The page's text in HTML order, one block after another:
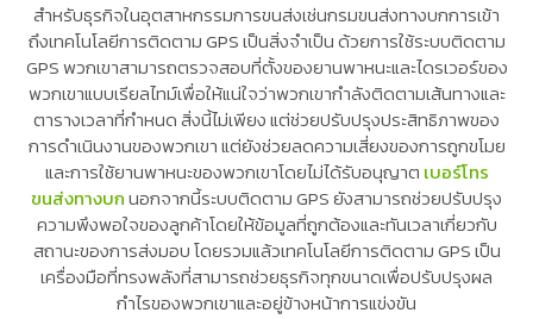
สำหรับธุรกิจในอุตสาหกรรมการขนส่งเช่นกรมขนส่งทางบกการเข้า
ถึงเทคโนโลยีการติดตาม GPS เป็นสิ่งจำเป็น ด้วยการใช้ระบบติดตาม
GPS พวกเขาสามารถตรวจสอบที่ตั้งของยานพาหนะและไดรเวอร์ของ
พวกเขาแบบเรียลไทม์เพื่อให้แน่ใจว่าพวกเขากำลังติดตามเส้นทางและ
ตารางเวลาที่กำหนด สิ่งนี้ไม่เพียง แต่ช่วยปรับปรุงประสิทธิภาพของ
การดำเนินงานของพวกเขา แต่ยังช่วยลดความเสี่ยงของการถูกขโมย
และการใช้ยานพาหนะของพวกเขาโดยไม่ได้รับอนุญาต เบอร์โทร
ขนส่งทางบกนอกจากนี้ระบบติดตาม GPS ยังสามารถช่วยปรับปรุง
ความพึงพอใจของลูกค้าโดยให้ข้อมูลที่ถูกต้องและทันเวลาเกี่ยวกับ
สถานะของการส่งมอบ โดยรวมแล้วเทคโนโลยีการติดตาม GPS เป็น
เครื่องมือที่ทรงพลังที่สามารถช่วยธุรกิจทุกขนาดเพื่อปรับปรุงผล
กำไรของพวกเขาและอยู่ข้างหน้าการแข่งขัน